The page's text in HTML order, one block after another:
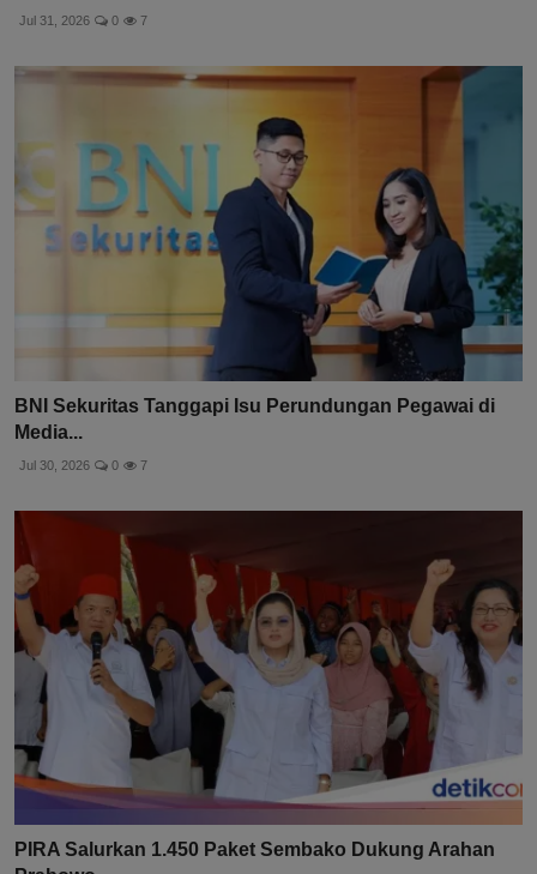
Jul 31, 2026 0 7
BNI Sekuritas Tanggapi Isu Perundungan Pegawai di
Media...
Jul 30, 2026 0 7
PIRA Salurkan 1.450 Paket Sembako Dukung Arahan